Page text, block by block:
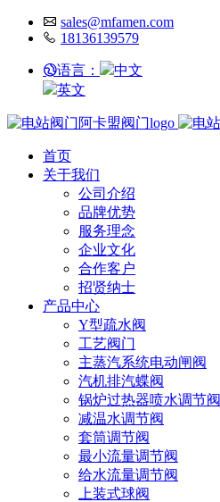
sales@mfamen.com
18136139579
语言：
中文
英文
首页
关于我们
公司介绍
品牌优势
服务理念
企业文化
合作客户
招贤纳士
产品中心
Y型疏水阀
工艺阀门
主蒸汽系统电动闸阀
汽机排汽蝶阀
锅炉过热器喷水调节阀
减温水调节阀
套筒调节阀
最小流量调节阀
给水流量调节阀
上装式球阀